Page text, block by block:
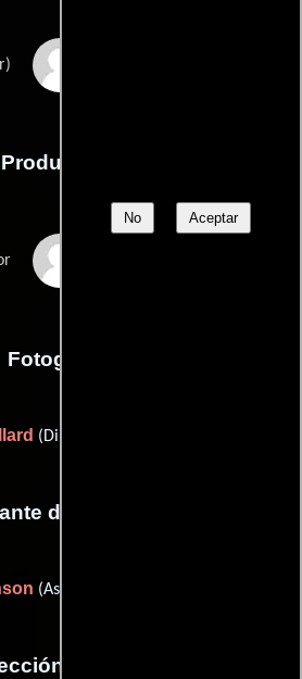
No Aceptar
Producción
Fotografia
(Director de fotografía)
de dirección
(Asistente de dirección)
artística